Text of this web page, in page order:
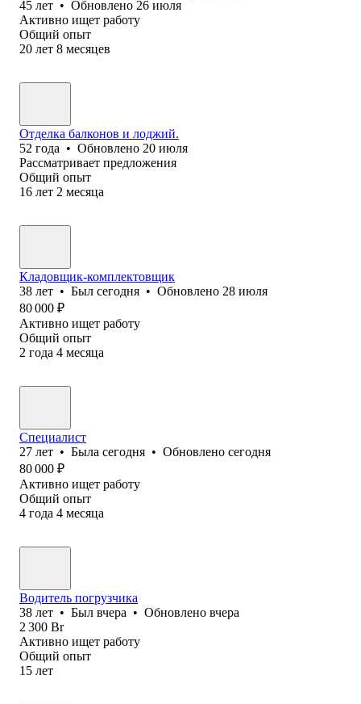
45 лет • Обновлено 26 июля
Активно ищет работу
Общий опыт
20 лет 8 месяцев
Отделка балконов и лоджий.
52 года • Обновлено 20 июля
Рассматривает предложения
Общий опыт
16 лет 2 месяца
Кладовщик-комплектовщик
38 лет • Был сегодня • Обновлено 28 июля
80 000 ₽
Активно ищет работу
Общий опыт
2 года 4 месяца
Специалист
27 лет • Была сегодня • Обновлено сегодня
80 000 ₽
Активно ищет работу
Общий опыт
4 года 4 месяца
Водитель погрузчика
38 лет • Был вчера • Обновлено вчера
2 300 Br
Активно ищет работу
Общий опыт
15 лет